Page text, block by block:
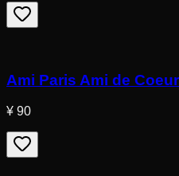
Ami Paris Ami de
¥ 90